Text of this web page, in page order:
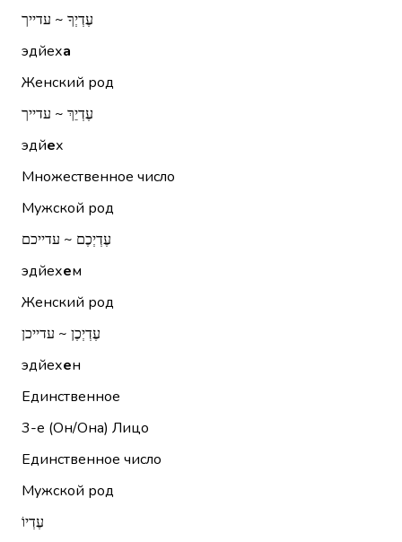
עֶדְיְךָ ~ עדייך
эдйеха
Женский род
עֶדְיֵךְ ~ עדייך
эдйех
Множественное число
Мужской род
עֶדְיְכֶם ~ עדייכם
эдйехем
Женский род
עֶדְיְכֶן ~ עדייכן
эдйехен
Единственное
3-е (Он/Она) Лицо
Единственное число
Мужской род
עֶדְיוֹ